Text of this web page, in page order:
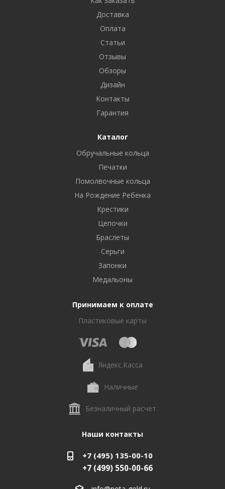
Доставка
Оплата
Статьи
Отзывы
Обзоры
Дизайн
Контакты
Гарантия
Каталог
Обручальные кольца
Печатки
Помолвочные кольца
На Рождение Ребенка
Крестики
Цепочки
Браслеты
Серьги
Запонки
Медальоны
Принимаем к оплате
Пластиковые карты
Яндекс.Касса
Наличные
Безналичный расчет
Наши контакты
+7 (495) 135-00-10
+7 (499) 550-00-66